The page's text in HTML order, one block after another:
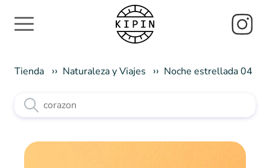
Tienda Naturaleza y Viajes Noche estrellada 04